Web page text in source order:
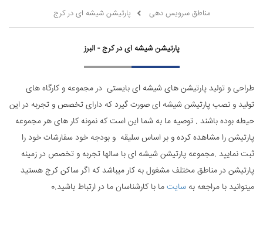
مناطق سرویس دهی پارتیشن شیشه ای در کرج
پارتیشن شیشه ای در کرج - البرز
طراحی و تولید پارتیشن های شیشه ای بایستی در مجموعه و کارگاه های
تولید و نصب پارتیشن شیشه ای صورت گیرد که دارای تخصص و تجربه در این
حیطه بوده باشند . توصیه ما به شما این است که نمونه کار های هر مجموعه
پارتیشن را مشاهده کرده و بر اساس سلیقه و بودجه خود سفارشات خود را
ثبت نمایید .مجموعه پارتیشن شیشه ای با سالها تجربه و تخصص در زمینه
پارتیشن در مناطق مختلف مشغول به کار میباشد که اگر ساکن کرج هستید
میتوانید با مراجعه به سایتما با کارشناسان ما در ارتباط باشید.0